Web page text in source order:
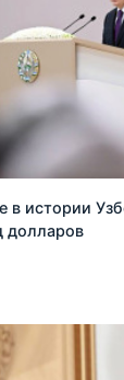
в истории
долларов